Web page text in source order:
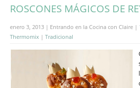
ROSCONES MÁGICOS DE
enero 3, 2013 | Entrando en la Cocina con Claire |
Thermomix | Tradicional